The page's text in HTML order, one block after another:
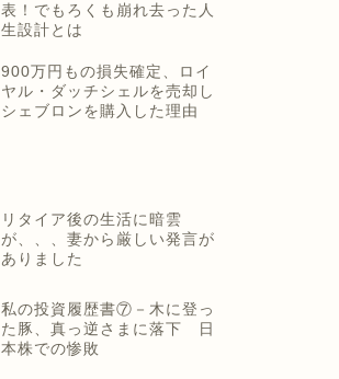
表！でもろくも崩れ去った人
生設計とは
900万円もの損失確定、ロイ
ヤル・ダッチシェルを売却し
シェブロンを購入した理由
リタイア後の生活に暗雲
が、、、妻から厳しい発言が
ありました
私の投資履歴書⑦－木に登っ
た豚、真っ逆さまに落下 日
本株での惨敗